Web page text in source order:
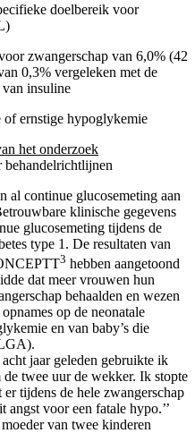
doelbereik voor
zwangerschap van 6,0% (42
0,3% vergeleken met de
van insuline
ernstige hypoglykemie
het onderzoek
behandelrichtlijnen
al continue glucosemeting aan
klinische gegevens
glucosemeting tijdens de
type 1. De resultaten van
3 hebben aangetoond
dat meer vrouwen hun
behaalden en wezen
op de neonatale
en van baby’s die
acht jaar geleden gebruikte ik
de twee uur de wekker. Ik stopte
tijdens de hele zwangerschap
angst voor een fatale hypo.’’
van twee kinderen